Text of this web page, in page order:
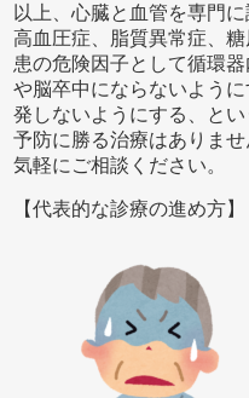
以上、心臓と血管を専門
高血圧症、脂質異常症、
患の危険因子として循環
や脳卒中にならないよう
発しないようにする、と
予防に勝る治療はありま
気軽にご相談ください。
【代表的な診療の進め方】